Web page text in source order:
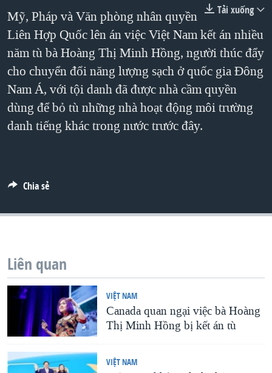
VĂN HOÁ
THỂ THAO
GIÁO DỤC
TRỊNH VĨNH BÌNH - NGƯỜI HẠ 'BÊN THẮNG CUỘC'
GROUND ZERO – XƯA VÀ NAY
CHI PHÍ CHIẾN TRANH AFGHANISTAN
CÁC GIÁ TRỊ CỘNG HÒA Ở VIỆT NAM
THƯỢNG ĐỈNH TRUMP-KIM TẠI VIỆT NAM
TRỊNH VĨNH BÌNH VS. CHÍNH PHỦ VIỆT NAM
QUAN HỆ VIỆT MỸ
Ngôn ngữ khác Tải xuống
Mỹ, Pháp và Văn phòng nhân quyền
Liên Hợp Quốc lên án việc Việt Nam kết án nhiều
năm tù bà Hoàng Thị Minh Hồng, người thúc đẩy
cho chuyển đổi năng lượng sạch ở quốc gia Đông
Nam Á, với tội danh đã được nhà cầm quyền
dùng để bỏ tù những nhà hoạt động môi trường
danh tiếng khác trong nước trước đây.
Chia sẻ
Liên quan
VIỆT NAM
Canada quan ngại việc bà Hoàng
Thị Minh Hồng bị kết án tù
VIỆT NAM